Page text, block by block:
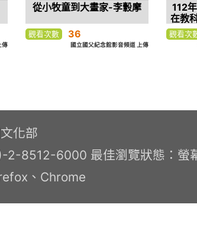
傳
從小牧童到大畫家-李轂摩
觀看次數 36
國立國父紀念館影音頻道 上傳
112
在教
觀看次
化部
2-8512-6000 最佳瀏覽狀態：螢
、Chrome